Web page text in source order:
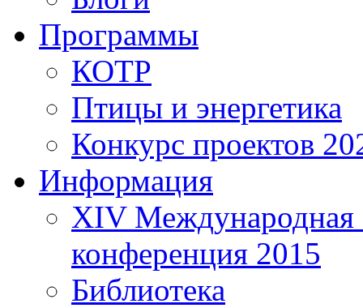
Программы
КОТР
Птицы и энергетика
Конкурс проектов
Информация
XIV Международная
конференция 2015
Библиотека